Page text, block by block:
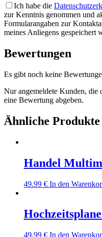
Ich habe die
zur Kenntnis genommen und
Formularangaben zur
meines Anliegens gespeichert
Bewertungen
Es gibt noch keine
Nur angemeldete Kunden, die
eine Bewertung abgeben.
Ähnliche Produkte
Handel
49.99 € In den
49.99 € In den